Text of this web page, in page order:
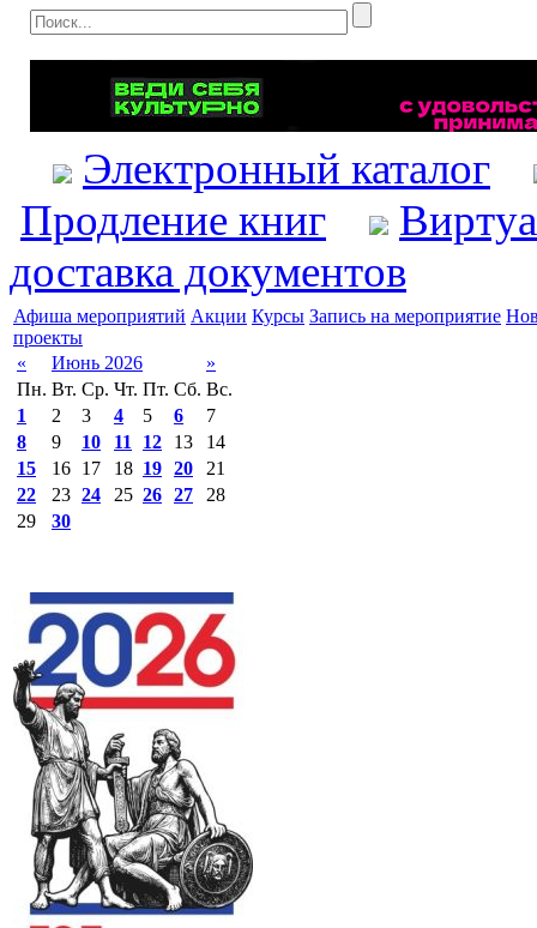
Электронный каталог
Продление книг
доставка документов
Афиша мероприятий Акции Курсы Запись на мероприятие
проекты
«
Июнь 2026
»
Пн. Вт. Ср. Чт. Пт. Сб. Вс.
1
2 3 4 5 6
7
8
9 10 11 12 13
14
15
16 17 18 19 20
21
22
23 24 25 26 27
28
29
30